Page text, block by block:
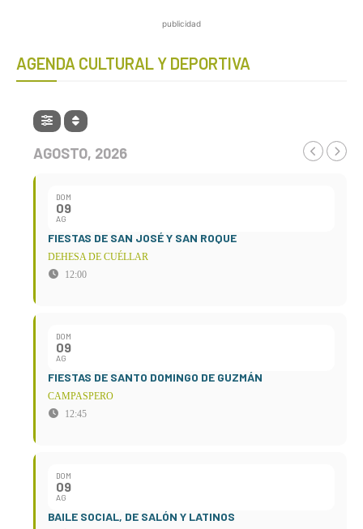
publicidad
AGENDA CULTURAL Y DEPORTIVA
AGOSTO, 2026
DOM
09
AG
FIESTAS DE SAN JOSÉ Y SAN ROQUE
DEHESA DE CUÉLLAR
12:00
DOM
09
AG
FIESTAS DE SANTO DOMINGO DE GUZMÁN
CAMPASPERO
12:45
DOM
09
AG
BAILE SOCIAL, DE SALÓN Y LATINOS